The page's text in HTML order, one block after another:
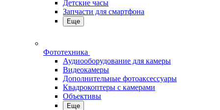
Детские часы
Запчасти для смартфона
Еще
Фототехника
Аудиооборудование для камеры
Видеокамеры
Дополнительные фотоаксессуары
Квадрокоптеры с камерами
Объективы
Еще